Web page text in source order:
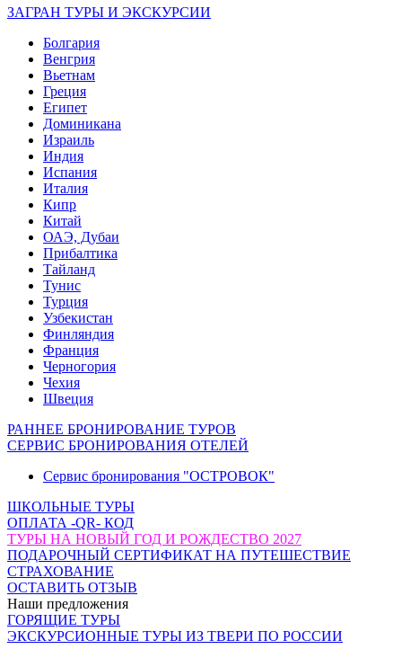
ЗАГРАН ТУРЫ И ЭКСКУРСИИ
Болгария
Венгрия
Вьетнам
Греция
Египет
Доминикана
Израиль
Индия
Испания
Италия
Кипр
Китай
ОАЭ, Дубаи
Прибалтика
Тайланд
Тунис
Турция
Узбекистан
Финляндия
Франция
Черногория
Чехия
Швеция
РАННЕЕ БРОНИРОВАНИЕ ТУРОВ
СЕРВИС БРОНИРОВАНИЯ ОТЕЛЕЙ
Сервис бронирования "ОСТРОВОК"
ШКОЛЬНЫЕ ТУРЫ
ОПЛАТА -QR- КОД
ТУРЫ НА НОВЫЙ ГОД И РОЖДЕСТВО 2027
ПОДАРОЧНЫЙ СЕРТИФИКАТ НА ПУТЕШЕСТВИЕ
СТРАХОВАНИЕ
ОСТАВИТЬ ОТЗЫВ
Наши предложения
ГОРЯЩИЕ ТУРЫ
ЭКСКУРСИОННЫЕ ТУРЫ ИЗ ТВЕРИ ПО РОССИИ